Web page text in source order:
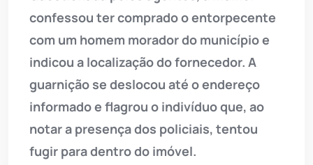
confessou ter comprado o entorpecente
com um homem morador do município e
indicou a localização do fornecedor. A
guarnição se deslocou até o endereço
informado e flagrou o indivíduo que, ao
notar a presença dos policiais, tentou
fugir para dentro do imóvel.